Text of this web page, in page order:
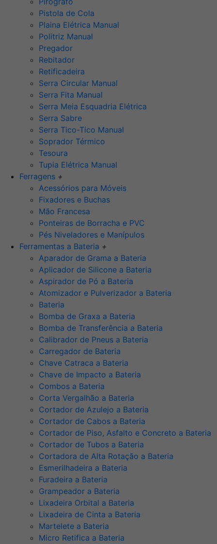
Pistola de Cola
Plaina Elétrica Manual
Politriz Manual
Pregador
Rebitador
Retificadeira
Serra Circular Manual
Serra Fita Manual
Serra Meia Esquadria Elétrica
Serra Sabre
Serra Tico-Tico Manual
Soprador Térmico
Tesoura
Tupia Elétrica Manual
Ferragens +
Acessórios para Móveis
Fixadores e Buchas
Mão Francesa
Ponteiras de Borracha e PVC
Pés Niveladores e Manípulos
Ferramentas a Bateria +
Aparador de Grama a Bateria
Aplicador de Silicone a Bateria
Aspirador de Pó a Bateria
Atomizador e Pulverizador a Bateria
Bateria
Bomba de Graxa a Bateria
Bomba de Transferência a Bateria
Calibrador de Pneus a Bateria
Carregador de Bateria
Chave Catraca a Bateria
Chave de Impacto a Bateria
Combos a Bateria
Corta Vergalhão a Bateria
Cortador de Azulejo a Bateria
Cortador de Cabos a Bateria
Cortador de Piso, Asfalto e Concreto a Bateria
Cortador de Tubos a Bateria
Cortadora de Alta Rotação a Bateria
Esmerilhadeira a Bateria
Furadeira a Bateria
Grampeador a Bateria
Lixadeira Orbital a Bateria
Lixadeira de Cinta a Bateria
Martelete a Bateria
Micro Retifica a Bateria